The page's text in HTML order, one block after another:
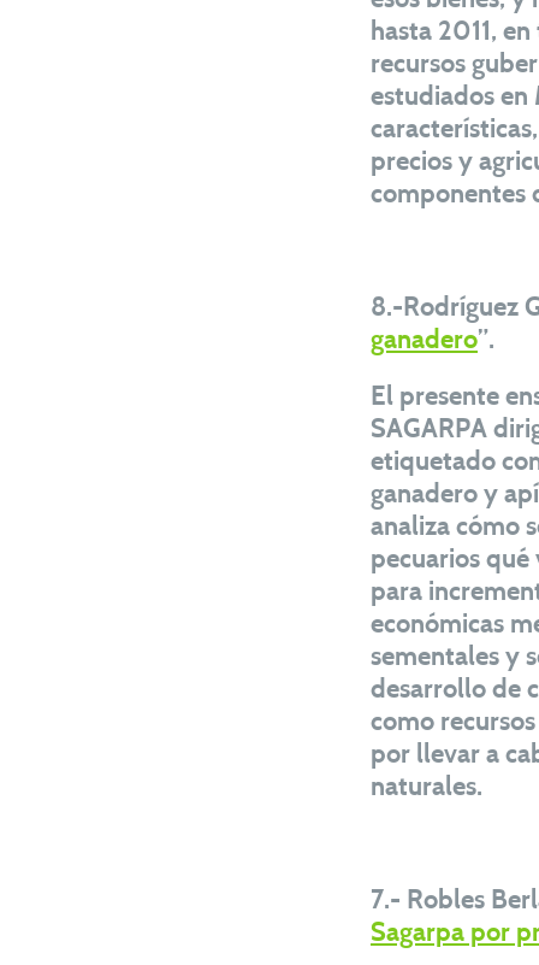
hasta 2011,
recursos
estudiados en
precios y
componentes
8.-Rodríguez
ganadero”.
El presente
SAGARPA
etiquetado
ganadero y
analiza cómo
pecuarios
para
económicas
sementales y
desarrollo de
como
por llevar a
naturales.
7.- Robles
Sagarpa por